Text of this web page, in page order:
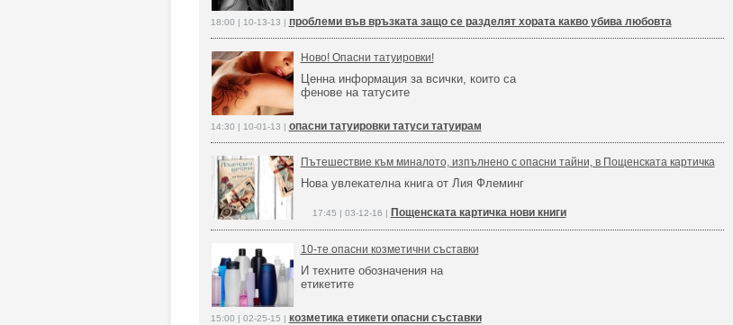
18:00 | 10-13-13 | проблеми във връзката защо се разделят хората какво убива любовта
Ново! Опасни татуировки!
Ценна информация за всички, които са
фенове на татусите
14:30 | 10-01-13 | опасни татуировки татуси татуирам
Пътешествие към миналото, изпълнено с опасни тайни, в Пощенската картичка
Нова увлекателна книга от Лия Флеминг
17:45 | 03-12-16 | Пощенската картичка нови книги
10-те опасни козметични съставки
И техните обозначения на
етикетите
15:00 | 02-25-15 | козметика етикети опасни съставки